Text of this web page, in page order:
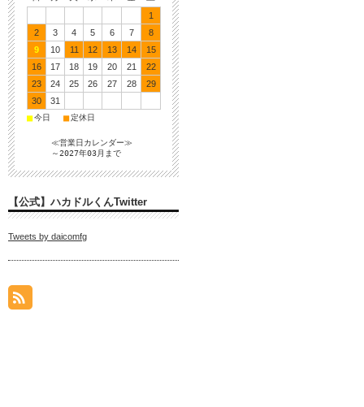
1
2
3 4 5 6 7
8
9
10 11 12 13 14
15
16
17 18 19 20 21
22
23
24 25 26 27 28
29
30
31
■今日 ■定休日
≪営業日カレンダー≫
～2027年03月まで
【公式】ハカドルくんTwitter
Tweets by daicomfg